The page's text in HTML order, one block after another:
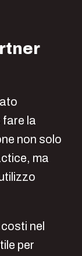
fare la
non solo
ma
nel
per